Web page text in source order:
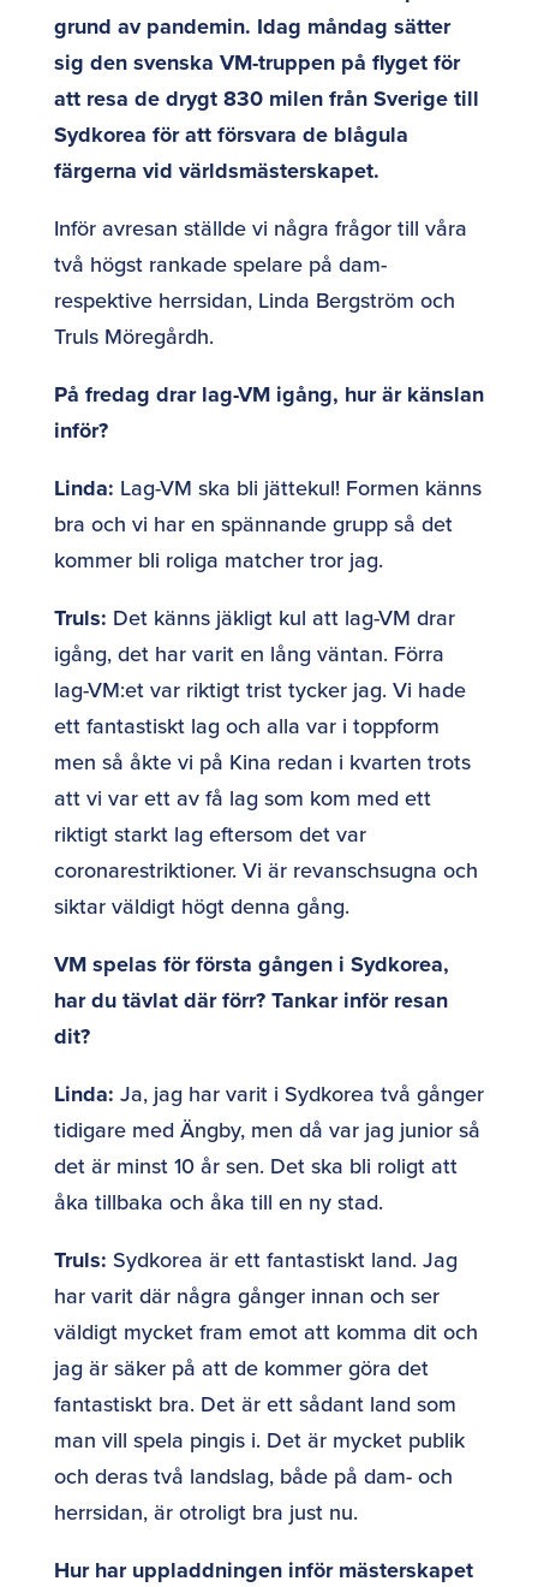
grund av pandemin. Idag måndag sätter
sig den svenska VM-truppen på flyget för
att resa de drygt 830 milen från Sverige till
Sydkorea för att försvara de blågula
färgerna vid världsmästerskapet.
Inför avresan ställde vi några frågor till våra
två högst rankade spelare på dam-
respektive herrsidan, Linda Bergström och
Truls Möregårdh.
På fredag drar lag-VM igång, hur är känslan
inför?
Linda: Lag-VM ska bli jättekul! Formen känns
bra och vi har en spännande grupp så det
kommer bli roliga matcher tror jag.
Truls: Det känns jäkligt kul att lag-VM drar
igång, det har varit en lång väntan. Förra
lag-VM:et var riktigt trist tycker jag. Vi hade
ett fantastiskt lag och alla var i toppform
men så åkte vi på Kina redan i kvarten trots
att vi var ett av få lag som kom med ett
riktigt starkt lag eftersom det var
coronarestriktioner. Vi är revanschsugna och
siktar väldigt högt denna gång.
VM spelas för första gången i Sydkorea,
har du tävlat där förr? Tankar inför resan
dit?
Linda: Ja, jag har varit i Sydkorea två gånger
tidigare med Ängby, men då var jag junior så
det är minst 10 år sen. Det ska bli roligt att
åka tillbaka och åka till en ny stad.
Truls: Sydkorea är ett fantastiskt land. Jag
har varit där några gånger innan och ser
väldigt mycket fram emot att komma dit och
jag är säker på att de kommer göra det
fantastiskt bra. Det är ett sådant land som
man vill spela pingis i. Det är mycket publik
och deras två landslag, både på dam- och
herrsidan, är otroligt bra just nu.
Hur har uppladdningen inför mästerskapet